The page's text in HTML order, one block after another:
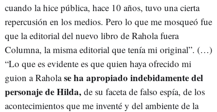
cuando la hice pública, hace 10 años, tuvo una cierta
repercusión en los medios. Pero lo que me mosqueó fue
que la editorial del nuevo libro de Rahola fuera
Columna, la misma editorial que tenía mi original”. (…)
“Lo que es evidente es que quien haya ofrecido mi
guion a Raholase ha apropiado indebidamente del
personaje de Hilda, de su faceta de falso espía, de los
acontecimientos que me inventé y del ambiente de la